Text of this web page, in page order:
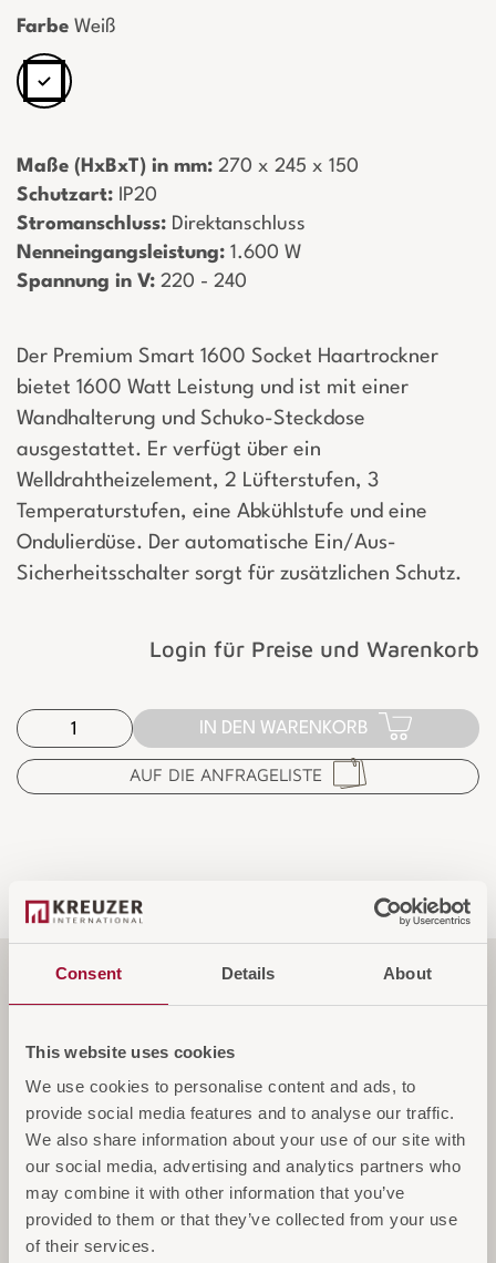
Consent Details About
This website uses cookies
We use cookies to personalise content and ads, to
provide social media features and to analyse our traffic.
We also share information about your use of our site with
our social media, advertising and analytics partners who
may combine it with other information that you’ve
provided to them or that they’ve collected from your use
of their services.
Farbe Weiß
Maße (HxBxT) in mm: ­ 270 x 245 x 150
Schutzart: ­ IP20
Stromanschluss: ­ Direktanschluss
Nenneingangsleistung: ­ 1.600 W
Spannung in V: ­ 220 - 240
Der Premium Smart 1600 Socket Haartrockner
bietet 1600 Watt Leistung und ist mit einer
Wandhalterung und Schuko-Steckdose
ausgestattet. Er verfügt über ein
Welldrahtheizelement, 2 Lüfterstufen, 3
Temperaturstufen, eine Abkühlstufe und eine
Ondulierdüse. Der automatische Ein/Aus-
Sicherheitsschalter sorgt für zusätzlichen Schutz.
Login für Preise und Warenkorb
IN DEN WARENKORB
AUF DIE ANFRAGELISTE
Spezifikationen
Service & Garantie